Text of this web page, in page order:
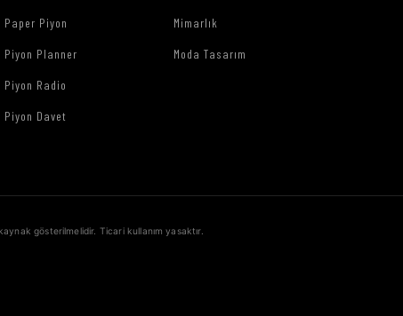
Paper Piyon
Piyon Planner
Piyon Radio
Piyon Davet
Mimarlık
Moda Tasarım
gösterilmelidir. Ticari kullanım yasaktır.